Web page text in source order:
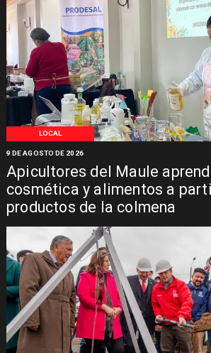
LOCAL
Apicultores del Maule
cosmética y alimentos a
productos de la colmena
9 DE AGOSTO DE 2026